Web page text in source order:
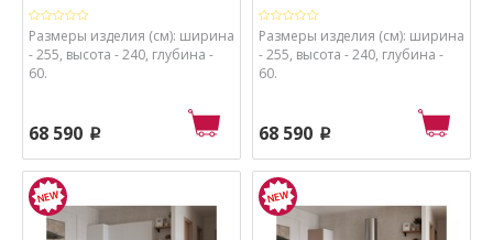
Размеры изделия (см): ширина
- 255, высота - 240, глубина -
60.
68 590 p
Размеры изделия (см): ширина
- 255, высота - 240, глубина -
60.
68 590 p